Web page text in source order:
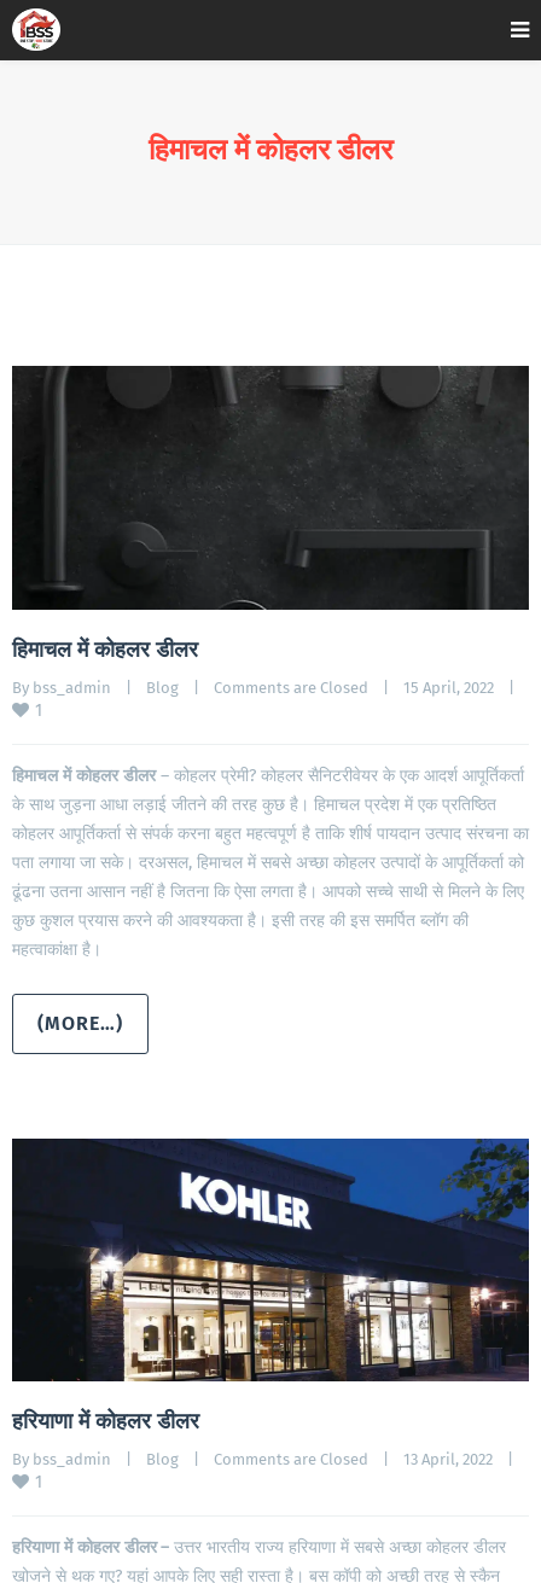
हिमाचल में कोहलर डीलर
हिमाचल में कोहलर डीलर
By bss_admin Blog Comments are Closed 15 April, 2022
1
हिमाचल में कोहलर डीलर– कोहलर प्रेमी? कोहलर सैनिटरीवेयर के एक आदर्श आपूर्तिकर्ता
के साथ जुड़ना आधा लड़ाई जीतने की तरह कुछ है। हिमाचल प्रदेश में एक प्रतिष्ठित
कोहलर आपूर्तिकर्ता से संपर्क करना बहुत महत्वपूर्ण है ताकि शीर्ष पायदान उत्पाद संरचना का
पता लगाया जा सके। दरअसल, हिमाचल में सबसे अच्छा कोहलर उत्पादों के आपूर्तिकर्ता को
ढूंढना उतना आसान नहीं है जितना कि ऐसा लगता है। आपको सच्चे साथी से मिलने के लिए
कुछ कुशल प्रयास करने की आवश्यकता है। इसी तरह की इस समर्पित ब्लॉग की
महत्वाकांक्षा है।
(MORE…)
हरियाणा में कोहलर डीलर
By bss_admin Blog Comments are Closed 13 April, 2022
1
हरियाणा में कोहलर डीलर– उत्तर भारतीय राज्य हरियाणा में सबसे अच्छा कोहलर डीलर
खोजने से थक गए? यहां आपके लिए सही रास्ता है। बस कॉपी को अच्छी तरह से स्कैन